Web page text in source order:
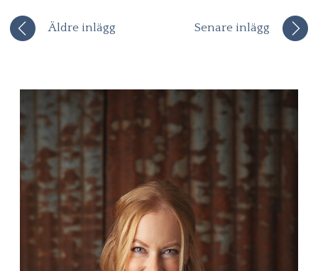
Äldre inlägg Senare inlägg